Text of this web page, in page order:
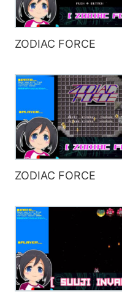
ZODIAC FORCE
ZODIAC FORCE